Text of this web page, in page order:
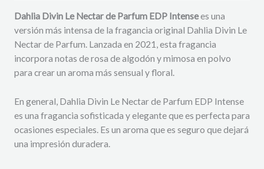
Dahlia Divin Le Nectar de Parfum EDP Intensees una
versión más intensa de la fragancia original Dahlia Divin Le
Nectar de Parfum. Lanzada en 2021, esta fragancia
incorpora notas de rosa de algodón y mimosa en polvo
para crear un aroma más sensual y floral.
En general, Dahlia Divin Le Nectar de Parfum EDP Intense
es una fragancia sofisticada y elegante que es perfecta para
ocasiones especiales. Es un aroma que es seguro que dejará
una impresión duradera.